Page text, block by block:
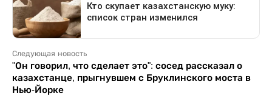
Следующая новость
"Он говорил, что сделает это": сосед рассказал о
казахстанце, прыгнувшем с Бруклинского моста в
Нью-Йорке